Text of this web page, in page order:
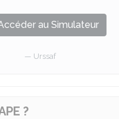
au Simulateur
Urssaf
?